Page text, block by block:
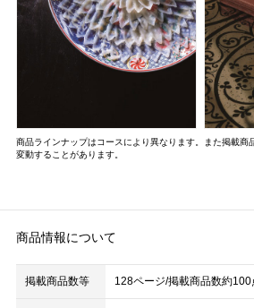
商品ラインナップはコースにより異なります。また掲載商
変動することがあります。
商品情報について
掲載商品数等 128ページ/掲載商品数約100